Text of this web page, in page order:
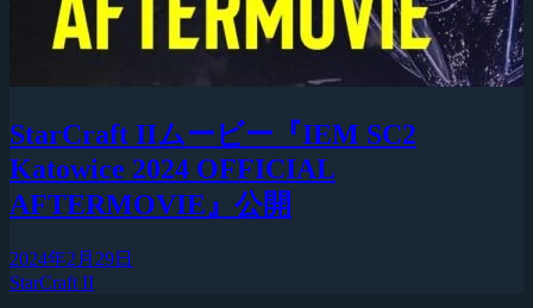
StarCraft IIムービー『IEM SC2
Katowice 2024 OFFICIAL
AFTERMOVIE』公開
2024年2月29日
StarCraft II